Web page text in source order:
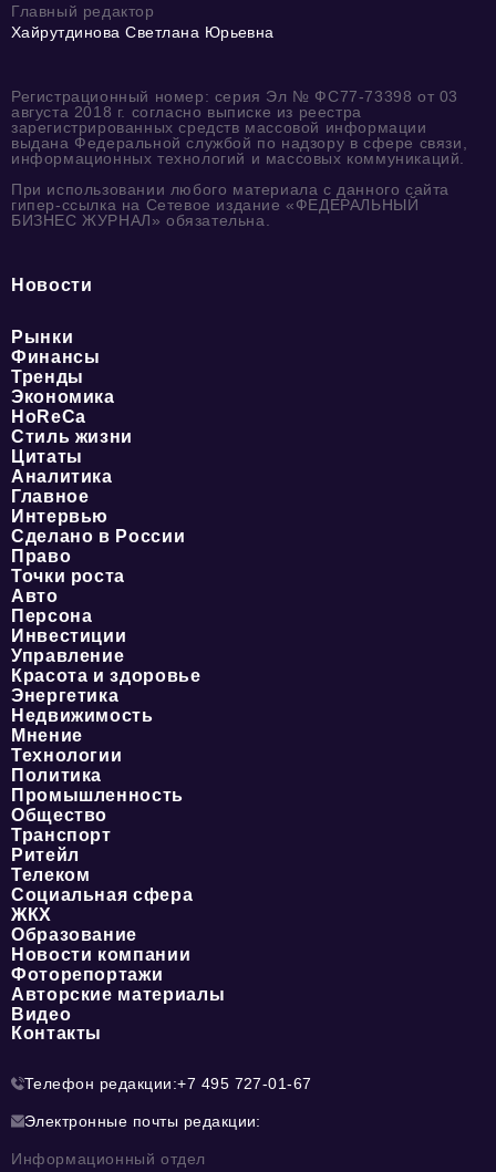
Главный редактор
Хайрутдинова Светлана Юрьевна
Регистрационный номер: серия Эл № ФС77-73398 от 03
августа 2018 г. согласно выписке из реестра
зарегистрированных средств массовой информации
выдана Федеральной службой по надзору в сфере связи,
информационных технологий и массовых коммуникаций.
При использовании любого материала с данного сайта
гипер-ссылка на Сетевое издание «ФЕДЕРАЛЬНЫЙ
БИЗНЕС ЖУРНАЛ» обязательна.
Новости
Рынки
Финансы
Тренды
Экономика
HoReCa
Стиль жизни
Цитаты
Аналитика
Главное
Интервью
Сделано в России
Право
Точки роста
Авто
Персона
Инвестиции
Управление
Красота и здоровье
Энергетика
Недвижимость
Мнение
Технологии
Политика
Промышленность
Общество
Транспорт
Ритейл
Телеком
Социальная сфера
ЖКХ
Образование
Новости компании
Фоторепортажи
Авторские материалы
Видео
Контакты
Телефон редакции:+7 495 727-01-67
Электронные почты редакции:
Информационный отдел